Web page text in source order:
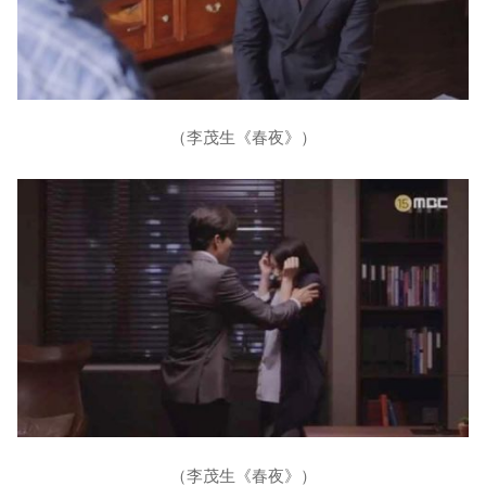
（李茂生《春夜》）
（李茂生《春夜》）